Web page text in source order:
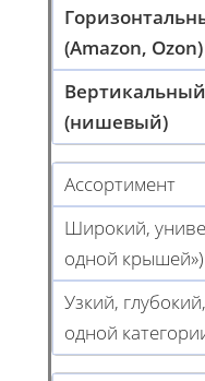
(Amazon, Ozon)
(нишевый)
Ассортимент
Широкий,
одной крышей»)
Узкий,
одной